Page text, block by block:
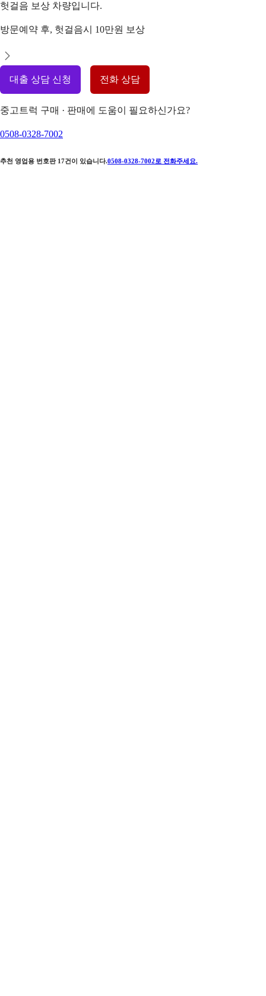
헛걸음 보상 차량입니다.
방문예약 후, 헛걸음시 10만원 보상
대출 상담 신청 전화 상담
중고트럭 구매 · 판매에 도움이 필요하신가요?
0508-0328-7002
추천 영업용 번호판 17건이 있습니다.0508-0328-7002 로 전화주세요.